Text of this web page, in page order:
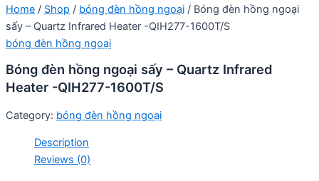
Home / Shop / bóng đèn hồng ngoại / Bóng đèn hồng ngoại
sấy – Quartz Infrared Heater -QIH277-1600T/S
bóng đèn hồng ngoại
Bóng đèn hồng ngoại sấy – Quartz Infrared
Heater -QIH277-1600T/S
Category: bóng đèn hồng ngoại
Description
Reviews (0)